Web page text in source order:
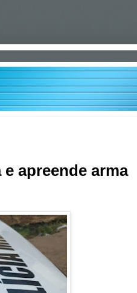
apreende arma